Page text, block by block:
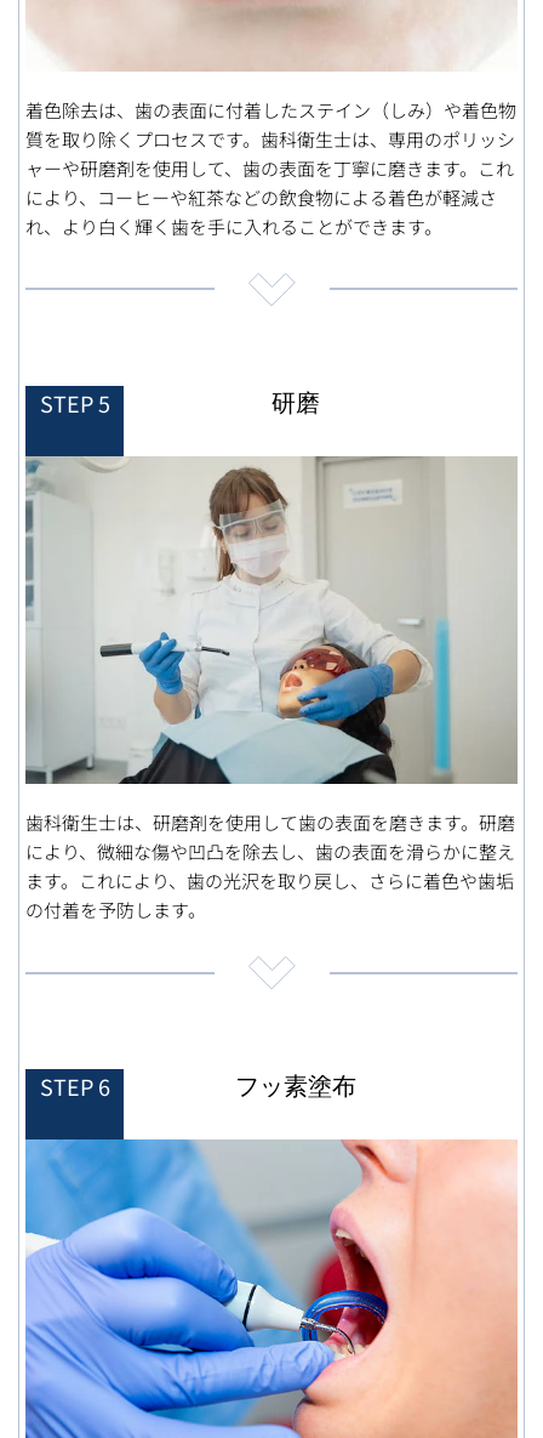
着色除去は、歯の表面に付着したステイン（しみ）や着色物
質を取り除くプロセスです。歯科衛生士は、専用のポリッシ
ャーや研磨剤を使用して、歯の表面を丁寧に磨きます。これ
により、コーヒーや紅茶などの飲食物による着色が軽減さ
れ、より白く輝く歯を手に入れることができます。
STEP 5 研磨
歯科衛生士は、研磨剤を使用して歯の表面を磨きます。研磨
により、微細な傷や凹凸を除去し、歯の表面を滑らかに整え
ます。これにより、歯の光沢を取り戻し、さらに着色や歯垢
の付着を予防します。
STEP 6 フッ素塗布